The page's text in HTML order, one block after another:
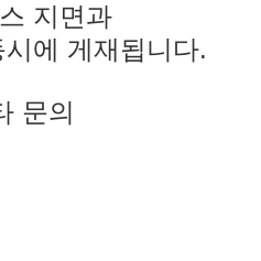
지면과
에 게재됩니다.
문의